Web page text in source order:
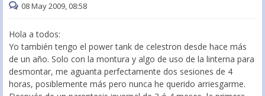
08 May 2009, 08:58
Hola a todos:
Yo también tengo el power tank de celestron desde hace más
de un año. Solo con la montura y algo de uso de la linterna para
desmontar, me aguanta perfectamente dos sesiones de 4
horas, posiblemente más pero nunca he querido arriesgarme.